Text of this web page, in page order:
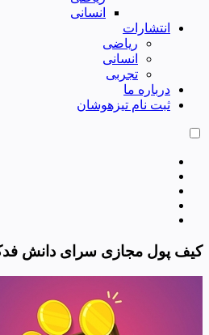
انسانی
انتشارات
ریاضی
انسانی
تجربی
درباره ما
ثبت نام تیزهوشان
کیف پول مجازی سرای دانش